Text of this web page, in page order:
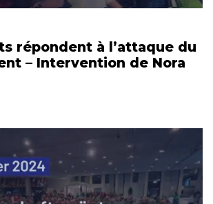
répondent à l’attaque du
– Intervention de Nora